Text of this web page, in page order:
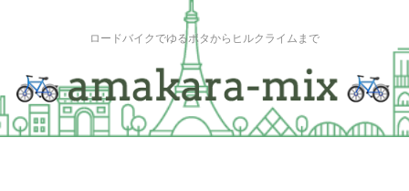
ロードバイクでゆるポタからヒルクライムまで